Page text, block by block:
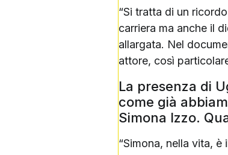
“Si tratta di un
carriera ma anche il
allargata. Nel
attore, così
La presenza di
come già
Simona Izzo.
“Simona, nella vita,